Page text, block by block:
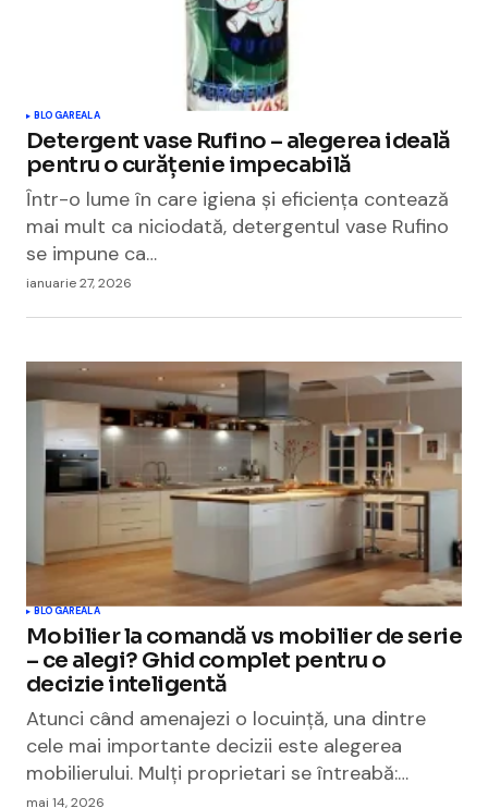
BLOGAREALA
Detergent vase Rufino – alegerea ideală
pentru o curățenie impecabilă
Într-o lume în care igiena și eficiența contează
mai mult ca niciodată, detergentul vase Rufino
se impune ca…
ianuarie 27, 2026
BLOGAREALA
Mobilier la comandă vs mobilier de serie
– ce alegi? Ghid complet pentru o
decizie inteligentă
Atunci când amenajezi o locuință, una dintre
cele mai importante decizii este alegerea
mobilierului. Mulți proprietari se întreabă:…
mai 14, 2026